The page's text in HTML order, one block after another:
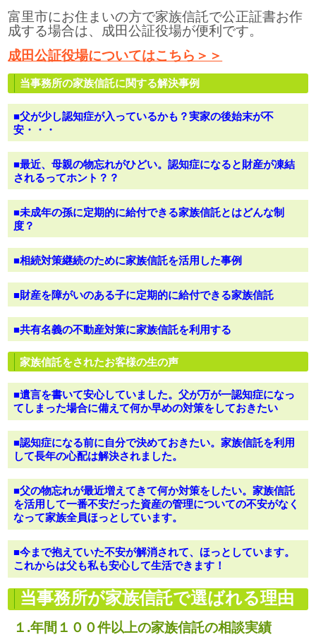
富里市にお住まいの方で家族信託で公正証書お作
成する場合は、成田公証役場が便利です。
成田公証役場についてはこちら＞＞
当事務所の家族信託に関する解決事例
■父が少し認知症が入っているかも？実家の後始末が不
安・・・
■最近、母親の物忘れがひどい。認知症になると財産が凍結
されるってホント？？
■未成年の孫に定期的に給付できる家族信託とはどんな制
度？
■相続対策継続のために家族信託を活用した事例
■財産を障がいのある子に定期的に給付できる家族信託
■共有名義の不動産対策に家族信託を利用する
家族信託をされたお客様の生の声
■遺言を書いて安心していました。父が万が一認知症になっ
てしまった場合に備えて何か早めの対策をしておきたい
■認知症になる前に自分で決めておきたい。家族信託を利用
して長年の心配は解決されました。
■父の物忘れが最近増えてきて何か対策をしたい。家族信託
を活用して一番不安だった資産の管理についての不安がなく
なって家族全員ほっとしています。
■今まで抱えていた不安が解消されて、ほっとしています。
これからは父も私も安心して生活できます！
当事務所が家族信託で選ばれる理由
１.年間１００件以上の家族信託の相談実績